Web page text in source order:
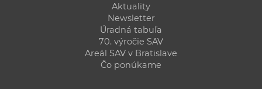
Aktuality
Newsletter
Úradná tabuľa
70. výročie SAV
Areál SAV v Bratislave
Čo ponúkame